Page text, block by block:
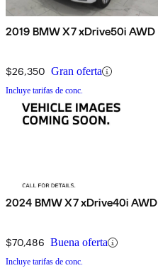
2019 BMW X7 xDrive50i AWD
$26,350 Gran oferta
Incluye tarifas de conc.
2024 BMW X7 xDrive40i AWD
$70,486 Buena oferta
Incluye tarifas de conc.